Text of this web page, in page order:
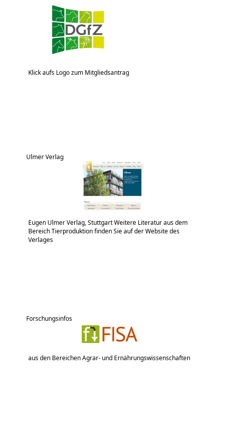
Klick aufs Logo zum Mitgliedsantrag
Ulmer Verlag
Eugen Ulmer Verlag, Stuttgart Weitere Literatur aus dem
Bereich Tierproduktion finden Sie auf der Website des
Verlages
Forschungsinfos
aus den Bereichen Agrar- und Ernährungswissenschaften